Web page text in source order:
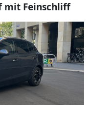
mit Feinschliff